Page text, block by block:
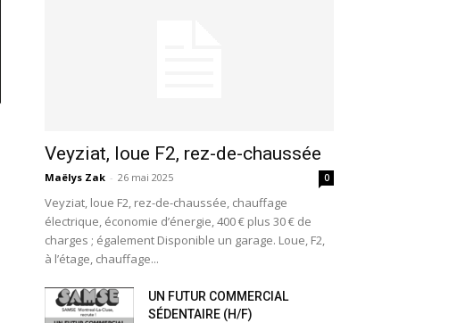
Veyziat, loue F2, rez-de-chaussée
Maëlys Zak - 26 mai 2025 0
Veyziat, loue F2, rez-de-chaussée, chauffage
électrique, économie d’énergie, 400 € plus 30 € de
charges ; également Disponible un garage. Loue, F2,
à l’étage, chauffage...
UN FUTUR COMMERCIAL
SÉDENTAIRE (H/F)